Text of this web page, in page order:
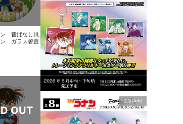
広告(Ads)
ン 昔ばなし風
ン ガラス箸置